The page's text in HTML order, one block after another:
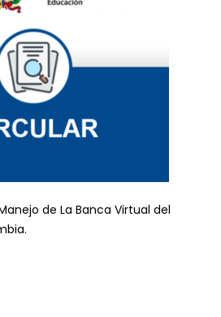
de La Banca Virtual del